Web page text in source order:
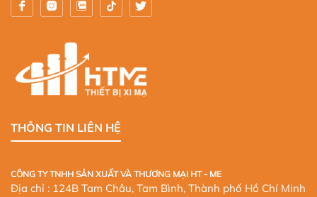
THÔNG TIN LIÊN HỆ
CÔNG TY TNHH SẢN XUẤT VÀ THƯƠNG MẠI HT - ME
Địa chỉ : 124B Tam Châu, Tam Bình, Thành phố Hồ Chí Minh